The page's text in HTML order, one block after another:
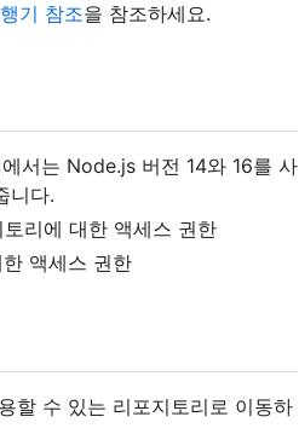
기 참조을 참조하세요.
서는 Node.js 버전 14와 16를 사
니다.
리에 대한 액세스 권한
액세스 권한
할 수 있는 리포지토리로 이동하